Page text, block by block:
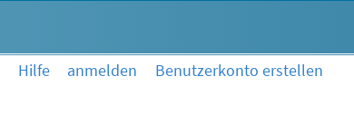
Hilfe anmelden Benutzerkonto erstellen